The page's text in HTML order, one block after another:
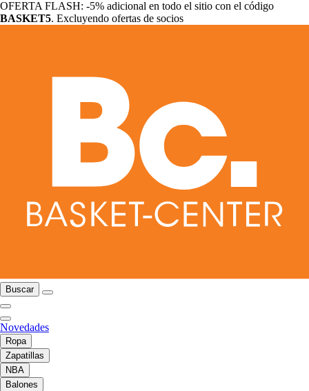
OFERTA FLASH: -5% adicional en todo el sitio con el código
BASKET5. Excluyendo ofertas de socios
Buscar
Novedades
Ropa
Zapatillas
NBA
Balones